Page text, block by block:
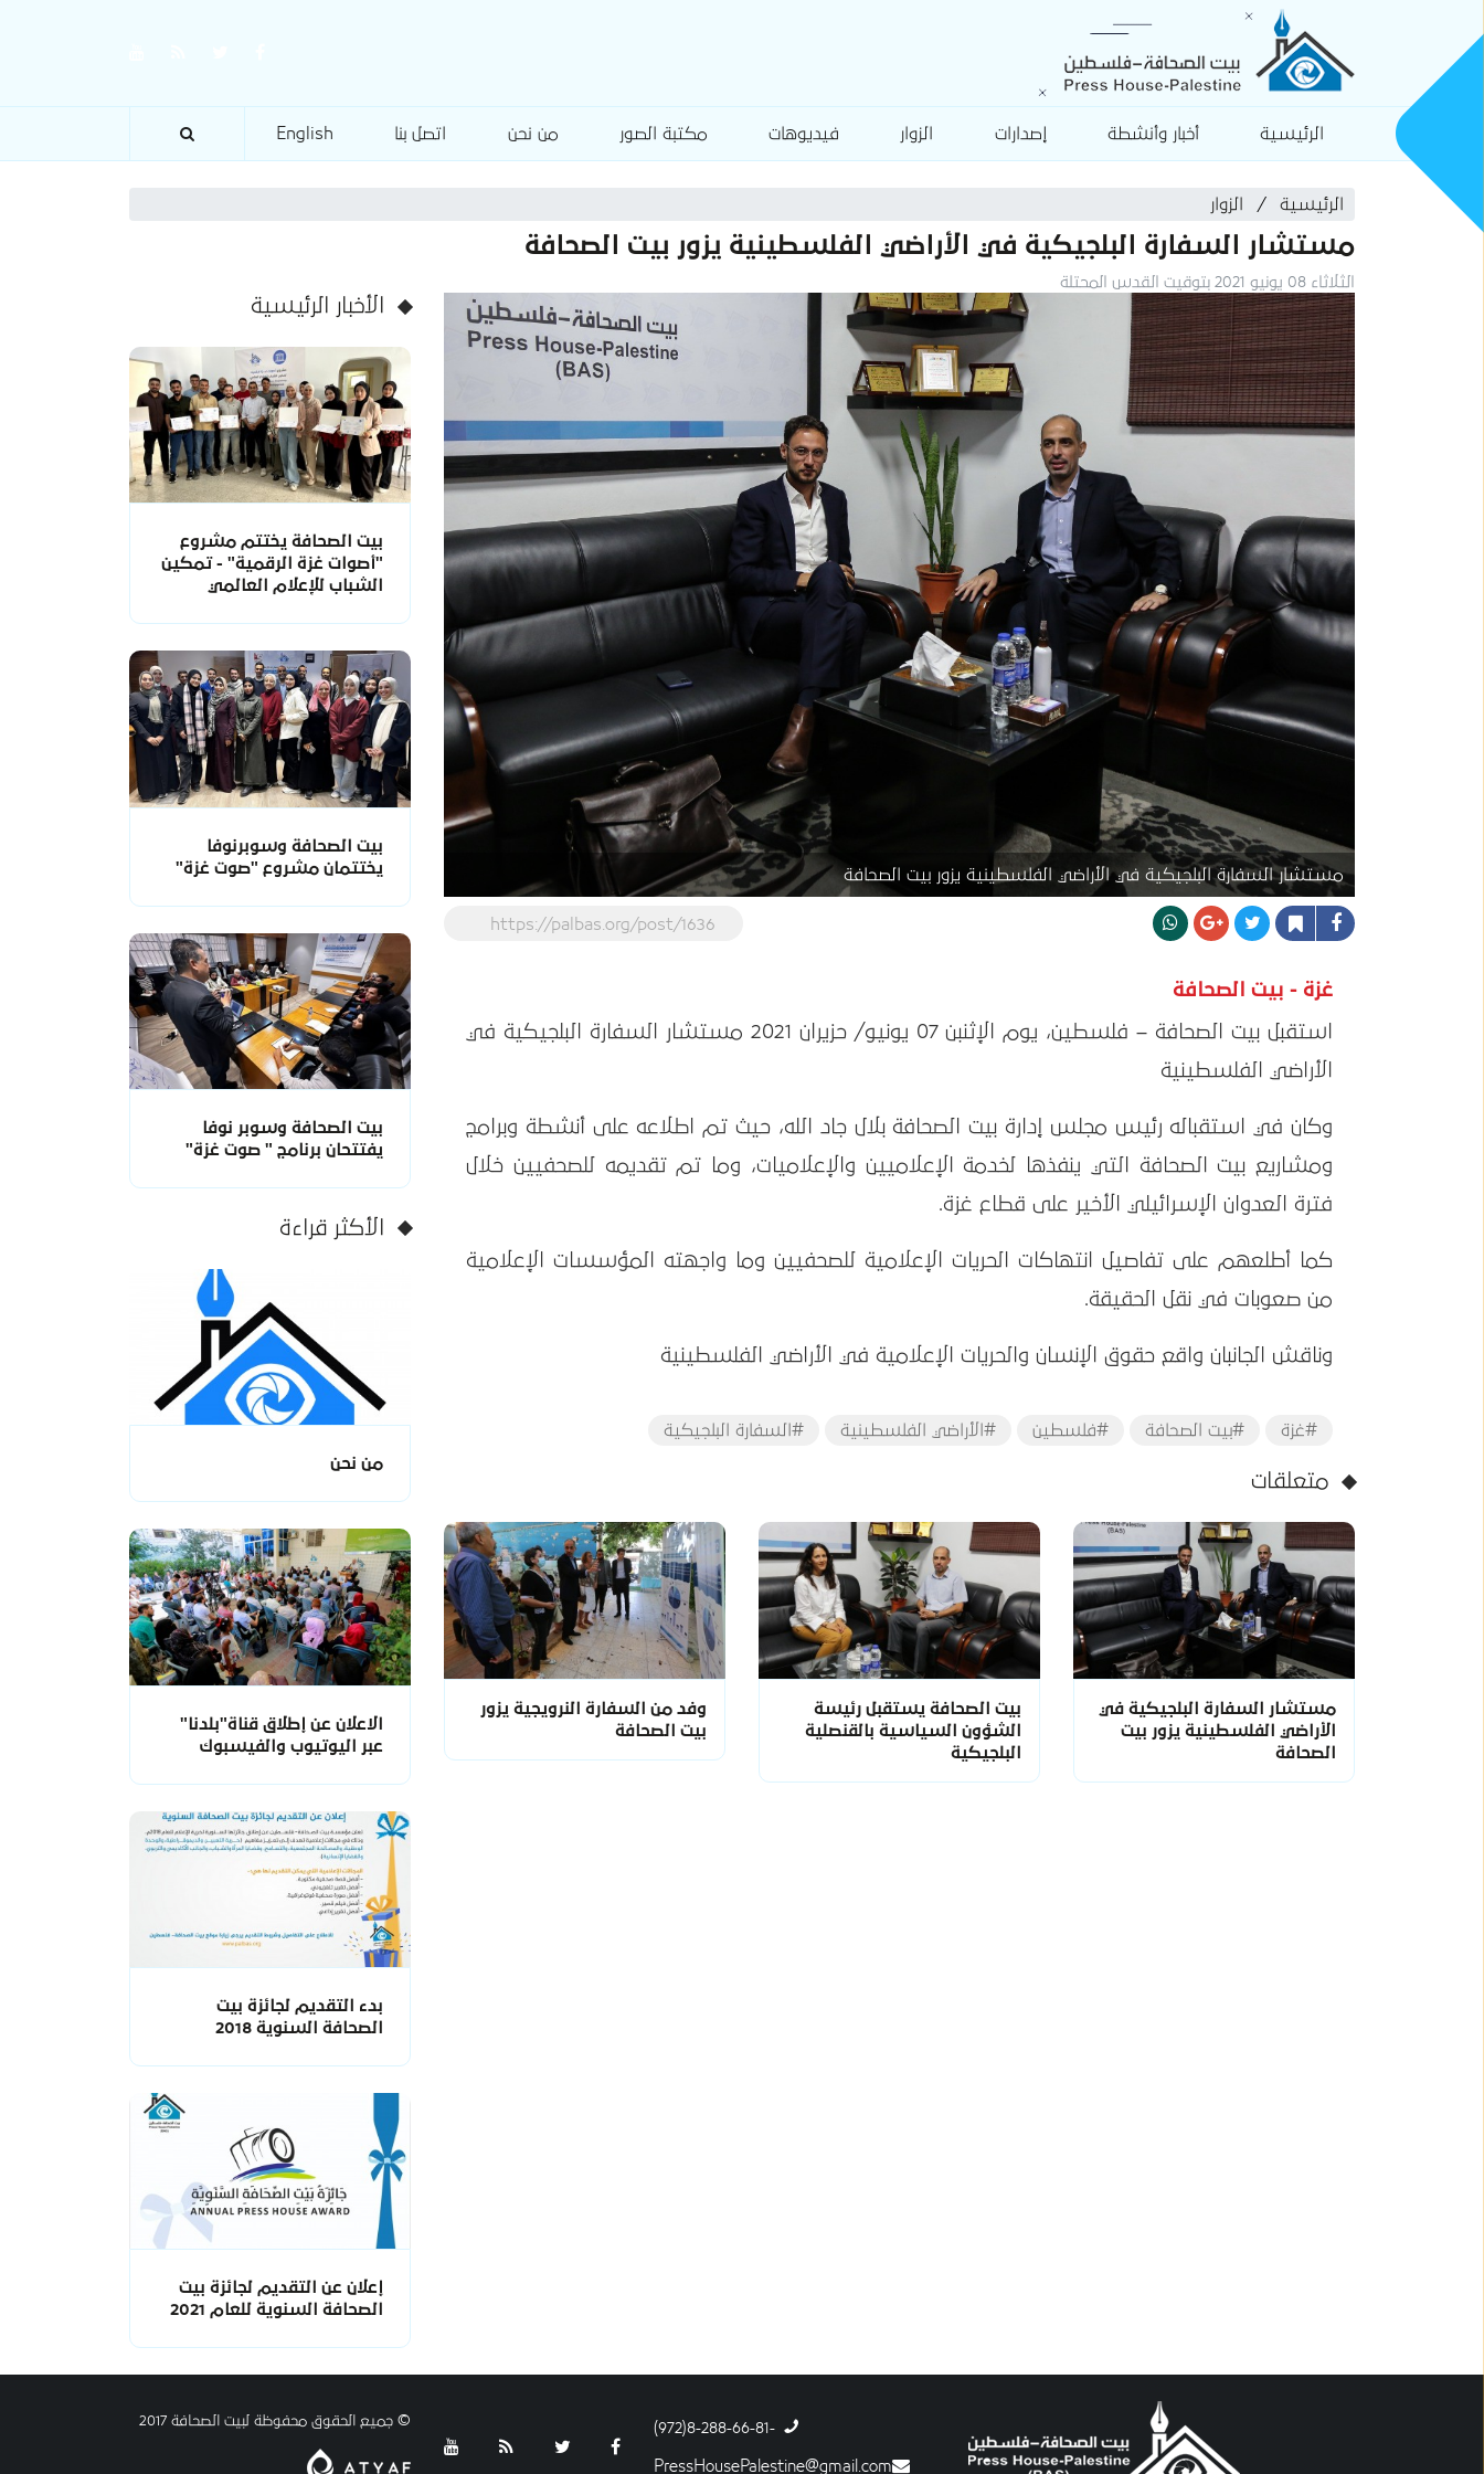
الرئيسية أخبار وأنشطة إصدارات الزوار فيديوهات مكتبة الصور من نحن اتصل بنا English
الرئيسية الزوار
مستشار السفارة البلجيكية في الأراضي الفلسطينية يزور بيت الصحافة
الثلاثاء 08 يونيو 2021 بتوقيت القدس المحتلة
مستشار السفارة البلجيكية في الأراضي الفلسطينية يزور بيت الصحافة
https://palbas.org/post/1636
غزة - بيت الصحافة
استقبل بيت الصحافة – فلسطين، يوم الإثنبن 07 يونيو/ حزيران 2021 مستشار السفارة البلجيكية في
الأراضي الفلسطينية
وكان في استقباله رئيس مجلس إدارة بيت الصحافة بلال جاد الله، حيث تم اطلاعه على أنشطة وبرامج
ومشاريع بيت الصحافة التي ينفذها لخدمة الإعلاميين والإعلاميات، وما تم تقديمه للصحفيين خلال
فترة العدوان الإسرائيلي الأخير على قطاع غزة.
كما أطلعهم على تفاصيل انتهاكات الحريات الإعلامية للصحفيين وما واجهته المؤسسات الإعلامية
من صعوبات في نقل الحقيقة.
وناقش الجانبان واقع حقوق الإنسان والحريات الإعلامية في الأراضي الفلسطينية
#غزة #بيت الصحافة #فلسطين #الأراضي الفلسطينية #السفارة البلجيكية
متعلقات
مستشار السفارة البلجيكية في
الأراضي الفلسطينية يزور بيت
الصحافة
بيت الصحافة يستقبل رئيسة
الشؤون السياسية بالقنصلية
البلجيكية
وفد من السفارة النرويجية يزور
بيت الصحافة
الأخبار الرئيسية
بيت الصحافة يختتم مشروع
"أصوات غزة الرقمية" - تمكين
الشباب للإعلام العالمي
بيت الصحافة وسوبرنوفا
يختتمان مشروع "صوت غزة"
بيت الصحافة وسوبر نوفا
يفتتحان برنامج " صوت غزة"
الأكثر قراءة
من نحن
الاعلان عن إطلاق قناة"بلدنا"
عبر اليوتيوب والفيسبوك
بدء التقديم لجائزة بيت
الصحافة السنوية 2018
إعلان عن التقديم لجائزة بيت
الصحافة السنوية للعام 2021
-8-288-66-81(972)
PressHousePalestine@gmail.com
© جميع الحقوق محفوظة لبيت الصحافة 2017